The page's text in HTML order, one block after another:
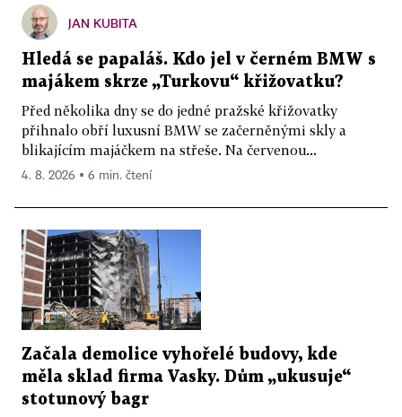
JAN KUBITA
Hledá se papaláš. Kdo jel v černém BMW s
majákem skrze „Turkovu“ křižovatku?
Před několika dny se do jedné pražské křižovatky
přihnalo obří luxusní BMW se začerněnými skly a
blikajícím majáčkem na střeše. Na červenou...
4. 8. 2026 ▪ 6 min. čtení
Začala demolice vyhořelé budovy, kde
měla sklad firma Vasky. Dům „ukusuje“
stotunový bagr